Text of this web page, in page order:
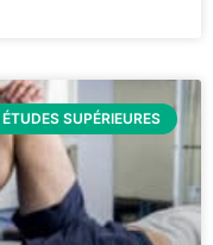
ÉTUDES SUPÉRIEURES